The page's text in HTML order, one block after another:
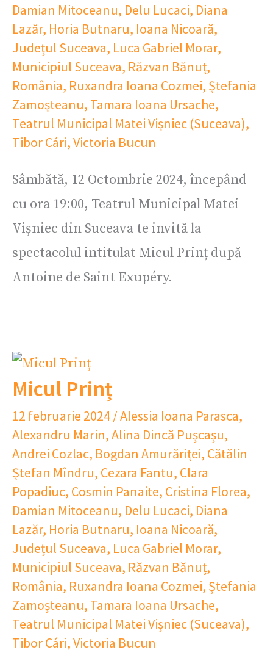
Damian Mitoceanu, Delu Lucaci, Diana
Lazăr, Horia Butnaru, Ioana Nicoară,
Județul Suceava, Luca Gabriel Morar,
Municipiul Suceava, Răzvan Bănuț,
România, Ruxandra Ioana Cozmei, Ștefania
Zamoșteanu, Tamara Ioana Ursache,
Teatrul Municipal Matei Vișniec (Suceava),
Tibor Cári,Victoria Bucun
Sâmbătă, 12 Octombrie 2024, începând
cu ora 19:00, Teatrul Municipal Matei
Vișniec din Suceava te invită la
spectacolul intitulat Micul Prinț după
Antoine de Saint Exupéry.
Micul Prinț
12 februarie 2024/Alessia Ioana Parasca,
Alexandru Marin,Alina Dincă Pușcașu,
Andrei Cozlac, Bogdan Amurăriței, Cătălin
Ștefan Mîndru, Cezara Fantu, Clara
Popadiuc, Cosmin Panaite, Cristina Florea,
Damian Mitoceanu, Delu Lucaci, Diana
Lazăr, Horia Butnaru, Ioana Nicoară,
Județul Suceava, Luca Gabriel Morar,
Municipiul Suceava, Răzvan Bănuț,
România, Ruxandra Ioana Cozmei, Ștefania
Zamoșteanu, Tamara Ioana Ursache,
Teatrul Municipal Matei Vișniec (Suceava),
Tibor Cári,Victoria Bucun